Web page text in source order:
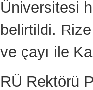
Üniversitesi
belirtildi.
ve çayı ile
RÜ Rektörü